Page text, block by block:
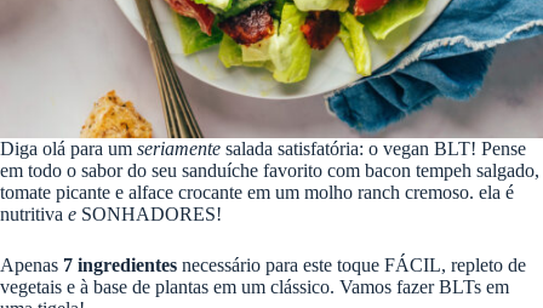
Diga olá para um seriamente salada satisfatória: o vegan BLT! Pense
em todo o sabor do seu sanduíche favorito com bacon tempeh salgado,
tomate picante e alface crocante em um molho ranch cremoso. ela é
nutritiva e SONHADORES!
Apenas 7 ingredientes necessário para este toque FÁCIL, repleto de
vegetais e à base de plantas em um clássico. Vamos fazer BLTs em